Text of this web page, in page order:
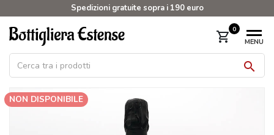
Spedizioni gratuite sopra i 190 euro
shopping_cart 0
MENU

NON DISPONIBILE